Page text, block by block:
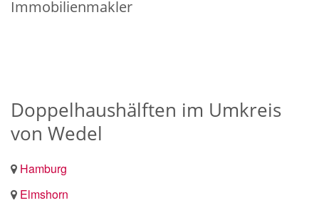
Immobilienmakler
Doppelhaushälften im Umkreis
von Wedel
Hamburg
Elmshorn